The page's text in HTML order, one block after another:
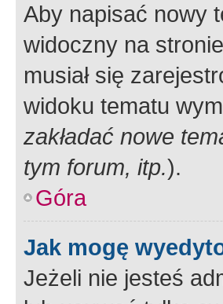
Aby napisać nowy
widoczny na
musiał się
widoku tematu
zakładać nowe
tym forum, itp.).
Góra
Jak mogę
Jeżeli nie jesteś